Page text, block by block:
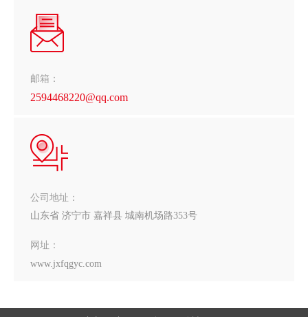
邮箱：
2594468220@qq.com
公司地址：
山东省 济宁市 嘉祥县 城南机场路353号
网址：
www.jxfqgyc.com